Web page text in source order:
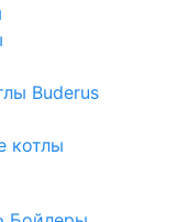
Buderus
котлы